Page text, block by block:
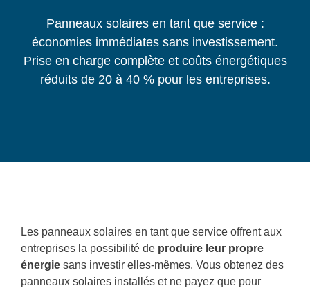
Panneaux solaires en tant que service :
économies immédiates sans investissement.
Prise en charge complète et coûts énergétiques
réduits de 20 à 40 % pour les entreprises.
Les panneaux solaires en tant que service offrent aux
entreprises la possibilité de produire leur propre
énergie sans investir elles-mêmes. Vous obtenez des
panneaux solaires installés et ne payez que pour